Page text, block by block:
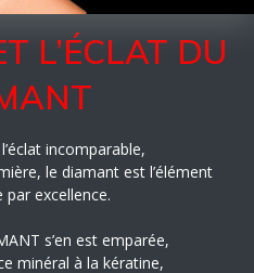
L’ÉCLAT DU
incomparable,
le diamant est l’élément
excellence.
s’en est emparée,
minéral à la kératine,